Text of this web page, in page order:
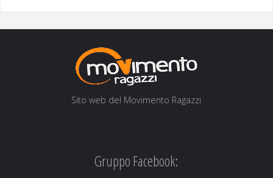
Sito web del Movi­men­to Ragazzi
Gruppo Facebook: